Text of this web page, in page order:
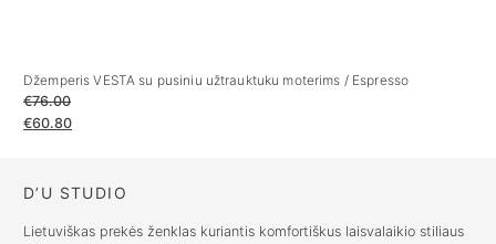
Džemperis VESTA su pusiniu užtrauktuku moterims / Espresso
€76.00
€60.80
D’U STUDIO
Lietuviškas prekės ženklas kuriantis komfortiškus laisvalaikio stiliaus